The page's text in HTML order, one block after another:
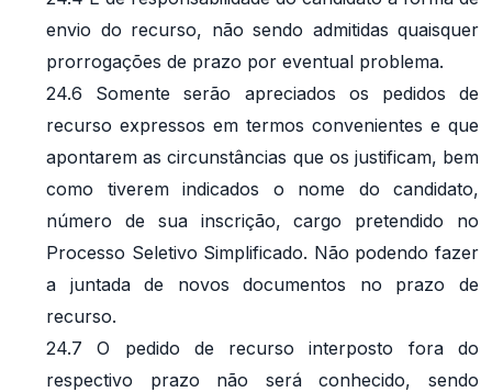
envio do recurso, não sendo admitidas quaisquer
prorrogações de prazo por eventual problema.
24.6 Somente serão apreciados os pedidos de
recurso expressos em termos convenientes e que
apontarem as circunstâncias que os justificam, bem
como tiverem indicados o nome do candidato,
número de sua inscrição, cargo pretendido no
Processo Seletivo Simplificado. Não podendo fazer
a juntada de novos documentos no prazo de
recurso.
24.7 O pedido de recurso interposto fora do
respectivo prazo não será conhecido, sendo